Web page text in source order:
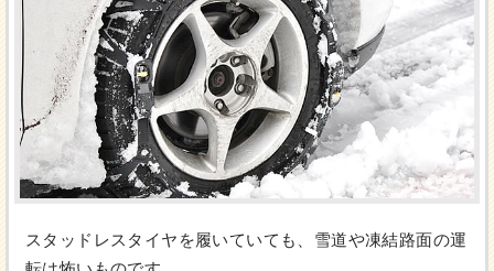
スタッドレスタイヤを履いていても、雪道や凍結路面の運